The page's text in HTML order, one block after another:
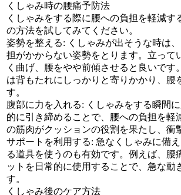
くしゃみ時の腰痛予防法
くしゃみをする際に腰への負担を軽減す
の方法を試してみてください。
姿勢を整える: くしゃみが出そうな時は
担がかからない姿勢をとります。立って
く曲げ、腰をやや前傾させると良いです
は背もたれにしっかりと寄りかかり、腰
す。
腹部に力を入れる: くしゃみをする瞬間
的に引き締めることで、腰への負担を軽
の筋肉がクッションの役割を果たし、衝
サポートを利用する: 急なくしゃみに備
る道具を使うのも有効です。例えば、腰
ットを日常的に使用することで、急な動
す。
くしゃみ後のケア方法